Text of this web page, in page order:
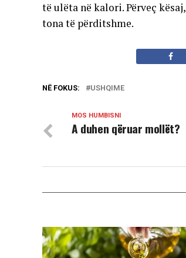
të ulëta në kalori. Përveç
tona të përditshme.
NË FOKUS: USHQIME
MOS HUMBISNI
A duhen qëruar mollët?